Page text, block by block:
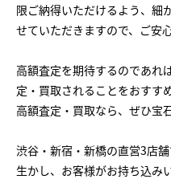
限ご納得いただけるよう、細
せていただきますので、ご安
高額査定を期待するのであれ
定・買取されることをおすす
高額査定・買取なら、ぜひ宝
渋谷・新宿・新橋の直営3店
生かし、お客様がお持ち込み